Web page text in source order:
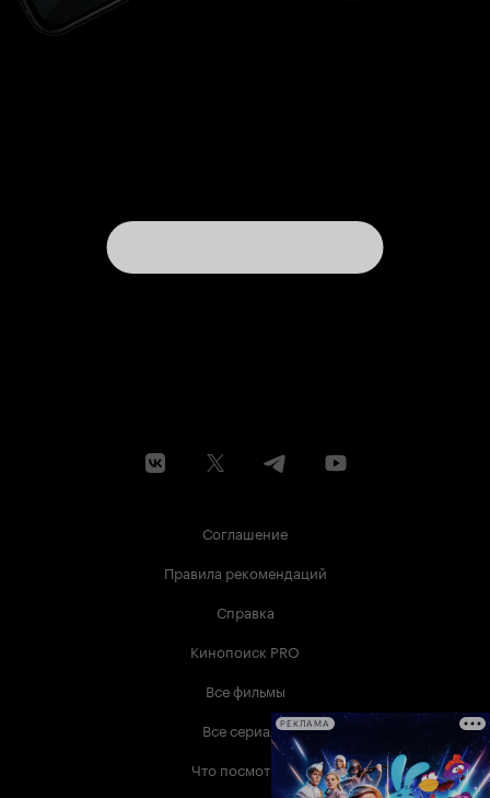
Соглашение
Правила рекомендаций
Справка
Кинопоиск PRO
Все фильмы
Все сериалы
Что посмотреть
РЕКЛАМА